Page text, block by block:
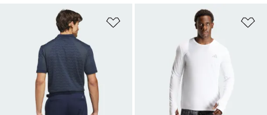
Lägg till på önskelistan